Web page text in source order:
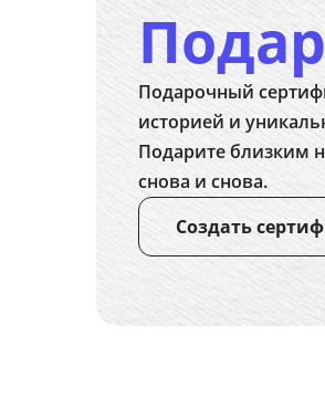
Подарочный
историей и
Подарите близким
снова и снова.
Создать